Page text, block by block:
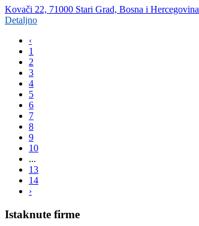
Kovači 22, 71000 Stari Grad, Bosna i Hercegovina
Detaljno
‹
1
2
3
4
5
6
7
8
9
10
...
13
14
›
Istaknute firme